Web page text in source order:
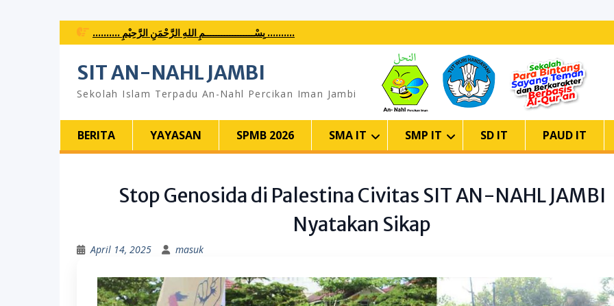
Skip
to
.......... بِسْــــــــــــــــــمِ اللهِ الرَّحْمَنِ الرَّحِيْمِ ..........
SIT AN-NAHL JAMBI
Sekolah Islam Terpadu An-Nahl Percikan Iman Jambi
BERITA YAYASAN SPMB 2026 SMA IT SMP IT SD IT PAUD IT
Stop Genosida di Palestina Civitas SIT AN-NAHL JAMBI
Nyatakan Sikap
April 14, 2025 masuk